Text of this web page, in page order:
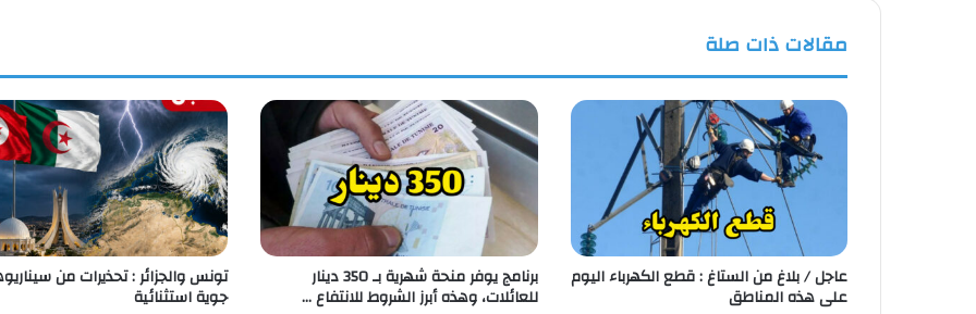
مقالات ذات صلة
عاجل / بلاغ من الستاغ : قطع الكهرباء اليوم
على هذه المناطق
برنامج يوفر منحة شهرية بـ 350 دينار
للعائلات، وهذه أبرز الشروط للانتفاع …
تونس والجزائر : تحذيرات من
جوية استثنائية